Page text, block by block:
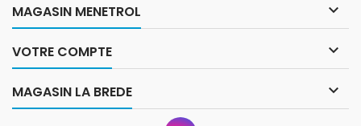
MAGASIN MENETROL 
VOTRE COMPTE 
MAGASIN LA BREDE 